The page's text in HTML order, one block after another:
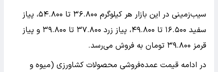
سیب‌زمینی در این بازار هر کیلوگرم ۳۶.۸۰۰ تا ۵۴.۸۰۰، پیاز
سفید ۱۶.۵۰۰ تا ۴۹.۸۰۰، پیاز زرد ۳۷.۸۰۰ تا ۳۹.۸۰۰ و پیاز
قرمز ۳۹.۸۰۰ تومان به فروش می‌رسد.
در ادامه قیمت عمده‌فروشی محصولات کشاورزی (میوه و